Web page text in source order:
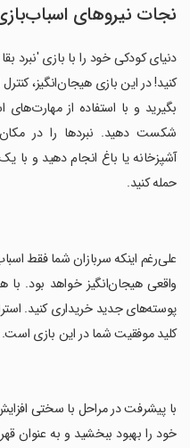
نجات نیروهای
دنیای کودکی خود را با بازی 'نبرد
کنید! در این بازی هیجان‌انگیز،
بگیرید و با استفاده از مهارت‌های
شکست دهید. نبردها را در
آشپزخانه یا باغ انجام دهید و
حمله کنید.
‏علی‌رغم اینکه سربازان شما فقط
واقعی هیجان‌انگیز خواهد بود.
پوسته‌های جدید خریداری کنید.
کلید موفقیت شما در این بازی است.
‏با پیشرفت در مراحل با سختی
خود را بهبود ببخشید و به عنوان